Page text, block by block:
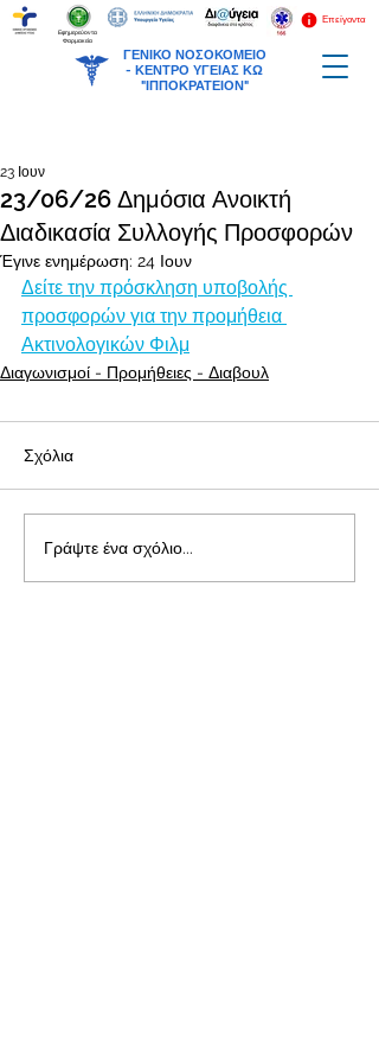
ΓΕΝΙΚΟ ΝΟΣΟΚΟΜΕΙΟ
- ΚΕΝΤΡΟ ΥΓΕΙΑΣ ΚΩ
"ΙΠΠΟΚΡΑΤΕΙΟΝ"
Επείγοντα
Εφημερεύοντα
Φαρμακεία
23/06/26 Δημόσια Ανοικτή
Διαδικασία Συλλογής Προσφορών
23 Ιουν
Έγινε ενημέρωση: 24 Ιουν
Δείτε την πρόσκληση υποβολής
προσφορών για την προμήθεια
Ακτινολογικών Φιλμ
Διαγωνισμοί - Προμήθειες - Διαβουλ
Σχόλια
Γράψτε ένα σχόλιο...